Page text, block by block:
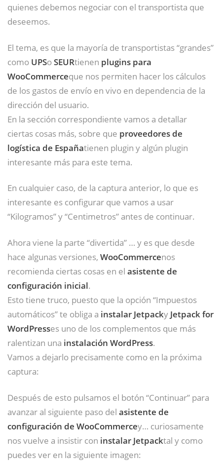
quienes debemos negociar con el transportista que
deseemos.
El tema, es que la mayoría de transportistas “grandes”
como UPSoSEURtienen plugins para
WooCommerceque nos permiten hacer los cálculos
de los gastos de envío en vivo en dependencia de la
dirección del usuario.
En la sección correspondiente vamos a detallar
ciertas cosas más, sobre que proveedores de
logística de Españatienen plugin y algún plugin
interesante más para este tema.
En cualquier caso, de la captura anterior, lo que es
interesante es configurar que vamos a usar
“Kilogramos” y “Centimetros” antes de continuar.
Ahora viene la parte “divertida” … y es que desde
hace algunas versiones, WooCommercenos
recomienda ciertas cosas en el asistente de
configuración inicial.
Esto tiene truco, puesto que la opción “Impuestos
automáticos” te obliga a instalar Jetpacky Jetpack for
WordPresses uno de los complementos que más
ralentizan una instalación WordPress.
Vamos a dejarlo precisamente como en la próxima
captura:
Después de esto pulsamos el botón “Continuar” para
avanzar al siguiente paso del asistente de
configuración de WooCommercey… curiosamente
nos vuelve a insistir con instalar Jetpacktal y como
puedes ver en la siguiente imagen: